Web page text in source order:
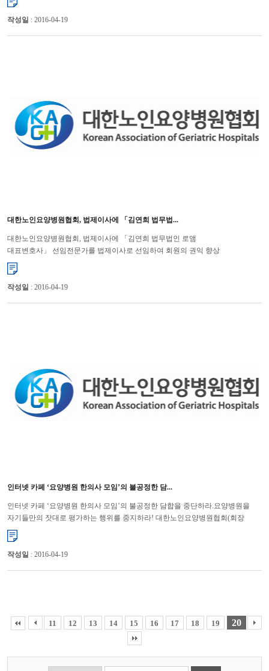
작성일 : 2016-04-19
대한노인요양병원협회, 법제이사에 「김연희 법무법...
대한노인요양병원협회, 법제이사에 「김연희 법무법인 로앰
대표변호사」 선임전문가를 법제이사로 선임하여 회원의 권익 향상
기대 대한노인요양병원협회(회장 윤해영)는 지난 7월 24일에 법무법인 로...
작성일 : 2016-04-19
인터넷 카페 ‘요양병원 한의사 모임’의 불공정한 담...
인터넷 카페 ‘요양병원 한의사 모임’의 불공정한 담합을 중단하라.요양병원을
자기들만의 잣대로 평가하는 행위를 중지하라! 대한노인요양병원협회(회장
윤해영)가 ‘요양병원 한의사 모임’이라는 인터넷 카페...
작성일 : 2016-04-19
11 12 13 14 15 16 17 18 19 20